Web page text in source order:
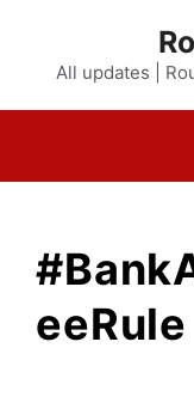
contentAll updates |
eeRule